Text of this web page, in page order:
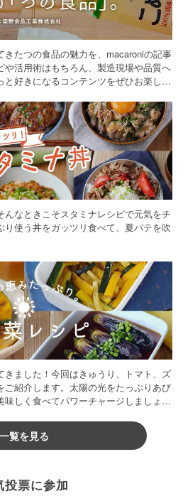
たつの食品の魅力を、macaroniの記事
や活用術はもちろん、製造現場や品質へ
好きになるコンテンツをぜひお楽しみ
なときこそスタミナレシピで元気をチ
り使う丼をガッツリ食べて、夏バテを吹
きました！今回はきゅうり、トマト、ズ
ご紹介します。太陽の光をたっぷりあび
しく食べてパワーチャージしましょう
一覧を見る
投票に参加